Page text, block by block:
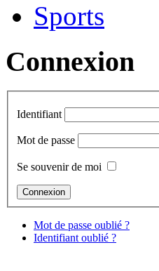
Sports
Connexion
Identifiant
Mot de passe
Se souvenir de moi
Mot de passe oublié ?
Identifiant oublié ?